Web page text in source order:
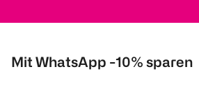
Mit WhatsApp -10% sparen